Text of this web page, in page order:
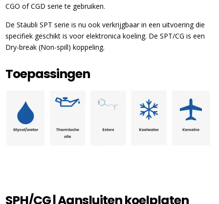
CGO of CGD serie te gebruiken.
De Stäubli SPT serie is nu ook verkrijgbaar in een uitvoering die
specifiek geschikt is voor elektronica koeling. De SPT/CG is een
Dry-break (Non-spill) koppeling.
Toepassingen
SPH/CG | Aansluiten koelplaten